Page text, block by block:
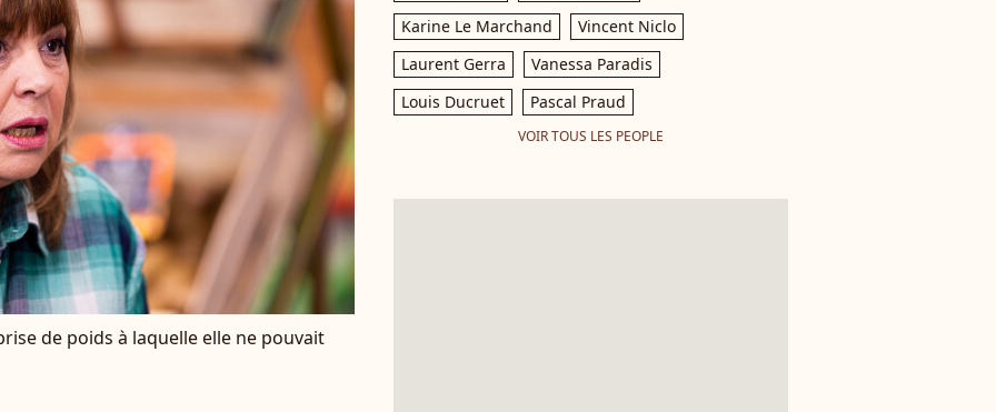
de poids à laquelle elle ne pouvait
Karine Le Marchand
Vincent Niclo
Laurent Gerra
Vanessa Paradis
Louis Ducruet
Pascal Praud
VOIR TOUS LES PEOPLE